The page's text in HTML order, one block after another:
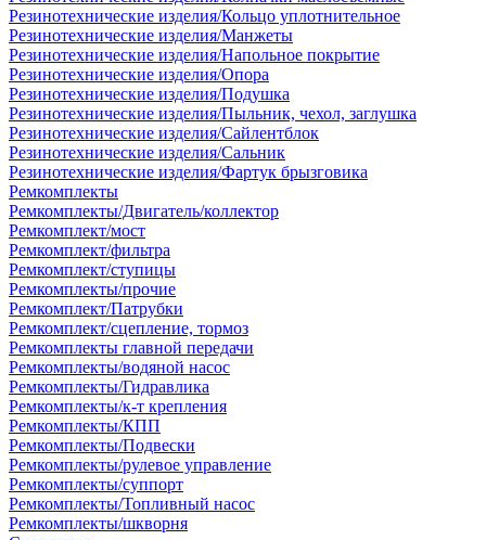
Резинотехнические изделия/Кольцо уплотнительное
Резинотехнические изделия/Манжеты
Резинотехнические изделия/Напольное покрытие
Резинотехнические изделия/Опора
Резинотехнические изделия/Подушка
Резинотехнические изделия/Пыльник, чехол, заглушка
Резинотехнические изделия/Сайлентблок
Резинотехнические изделия/Сальник
Резинотехнические изделия/Фартук брызговика
Ремкомплекты
Ремкомплекты/Двигатель/коллектор
Ремкомплект/мост
Ремкомплект/фильтра
Ремкомплект/ступицы
Ремкомплекты/прочие
Ремкомплект/Патрубки
Ремкомплект/сцепление, тормоз
Ремкомплекты главной передачи
Ремкомплекты/водяной насос
Ремкомплекты/Гидравлика
Ремкомплекты/к-т крепления
Ремкомплекты/КПП
Ремкомплекты/Подвески
Ремкомплекты/рулевое управление
Ремкомплекты/суппорт
Ремкомплекты/Топливный насос
Ремкомплекты/шкворня